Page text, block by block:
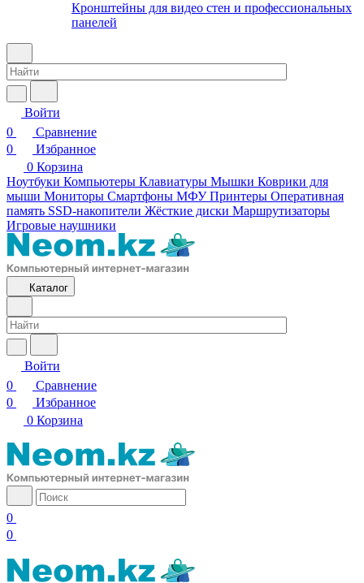
Кронштейны для видео стен и профессиональных
панелей
Войти
0
Сравнение
0
Избранное
0 Корзина
Ноутбуки Компьютеры Клавиатуры Мышки Коврики для
мыши Мониторы Смартфоны МФУ Принтеры Оперативная
память SSD-накопители Жёсткие диски Маршрутизаторы
Игровые наушники
Каталог
Войти
0
Сравнение
0
Избранное
0 Корзина
0
0